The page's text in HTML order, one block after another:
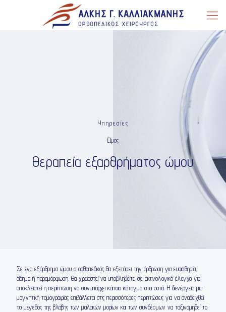
Υπηρεσίες
Ώμος
Θεραπεία εξαρθρήματος ώμου
Σε ένα εξάρθρημα ώμου ο ορθοπεδικός θα εξετάσει την άρθρωση για ευαισθησία,
οίδημα ή παραμόρφωση. Θα χρειαστεί να υποβληθείτε σε ακτινολογικό έλεγχο για
αποκλειστεί η περίπτωση να συνυπάρχει κάποιο κάταγμα στα οστά. Η διενέργεια μια
μαγνητική τομογραφίας επιβάλλεται στις περισσότερες περιπτώσεις για να αναδειχθεί
το μέγεθος της βλάβης των μαλακών μορίων και των συνδέσμων να ταξινομηθεί το